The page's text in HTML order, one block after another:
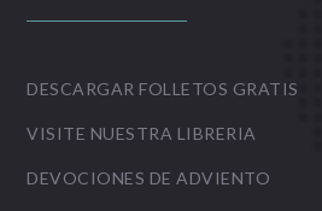
DESCARGAR FOLLETOS GRATIS
VISITE NUESTRA LIBRERIA
DEVOCIONES DE ADVIENTO